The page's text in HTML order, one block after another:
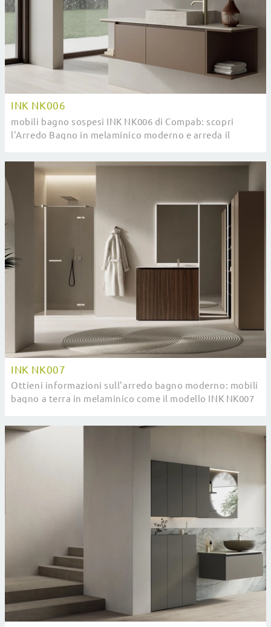
INK NK006
mobili bagno sospesi INK NK006 di Compab: scopri
l'Arredo Bagno in melaminico moderno e arreda il
INK NK007
Ottieni informazioni sull'arredo bagno moderno: mobili
bagno a terra in melaminico come il modello INK NK007